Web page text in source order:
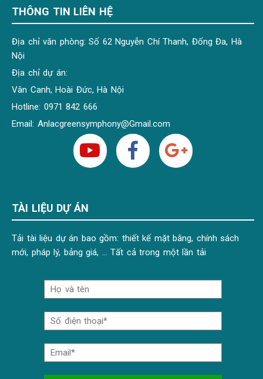
THÔNG TIN LIÊN HỆ
Địa chỉ văn phòng: Số 62 Nguyễn Chí Thanh, Đống Đa, Hà
Nội
Địa chỉ dự án:
Vân Canh, Hoài Đức, Hà Nội
Hotline: 0971 842 666
Email: Anlacgreensymphony@Gmail.com
TÀI LIỆU DỰ ÁN
Tải tài liệu dự án bao gồm: thiết kế mặt bằng, chính sách
mới, pháp lý, bảng giá, … Tất cả trong một lần tải